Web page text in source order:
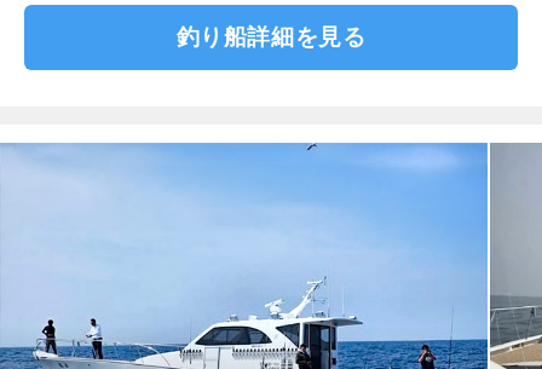
釣り船詳細を見る